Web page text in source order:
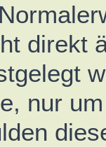
direkt
nur